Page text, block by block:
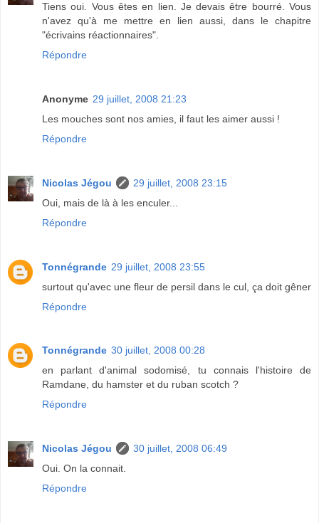
Tiens oui. Vous êtes en lien. Je devais être bourré. Vous
n'avez qu'à me mettre en lien aussi, dans le chapitre
"écrivains réactionnaires".
Répondre
Anonyme 29 juillet, 2008 21:23
Les mouches sont nos amies, il faut les aimer aussi !
Répondre
Nicolas Jégou
29 juillet, 2008 23:15
Oui, mais de là à les enculer...
Répondre
Tonnégrande 29 juillet, 2008 23:55
surtout qu'avec une fleur de persil dans le cul, ça doit gêner
Répondre
Tonnégrande 30 juillet, 2008 00:28
en parlant d'animal sodomisé, tu connais l'histoire de
Ramdane, du hamster et du ruban scotch ?
Répondre
Nicolas Jégou
30 juillet, 2008 06:49
Oui. On la connait.
Répondre